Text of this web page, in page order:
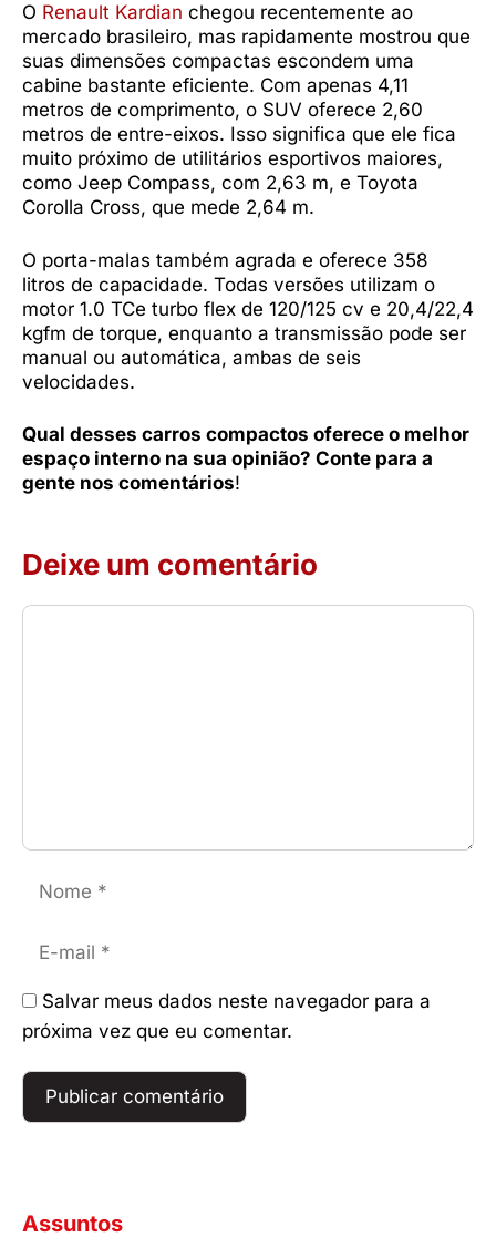
O Renault Kardian chegou recentemente ao
mercado brasileiro, mas rapidamente mostrou que
suas dimensões compactas escondem uma
cabine bastante eficiente. Com apenas 4,11
metros de comprimento, o SUV oferece 2,60
metros de entre-eixos. Isso significa que ele fica
muito próximo de utilitários esportivos maiores,
como Jeep Compass, com 2,63 m, e Toyota
Corolla Cross, que mede 2,64 m.
O porta-malas também agrada e oferece 358
litros de capacidade. Todas versões utilizam o
motor 1.0 TCe turbo flex de 120/125 cv e 20,4/22,4
kgfm de torque, enquanto a transmissão pode ser
manual ou automática, ambas de seis
velocidades.
Qual desses carros compactos oferece o melhor
espaço interno na sua opinião? Conte para a
gente nos comentários!
Deixe um comentário
Comentário
mail
Salvar meus dados neste navegador para a
próxima vez que eu comentar.
Assuntos